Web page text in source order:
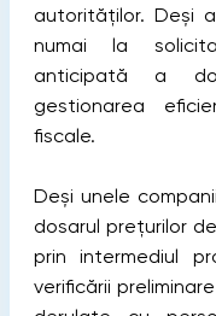
autorităților. Deși
numai la
anticipată a
gestionarea
fiscale.
Deși unele
dosarul prețurilor
prin intermediul
verificării